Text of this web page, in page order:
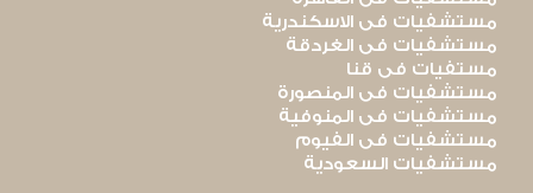
مستشفيات فى الاسكندرية
مستشفيات فى الغردقة
مستفيات فى قنا
مستشفيات فى المنصورة
مستشفيات فى المنوفية
مستشفيات فى الفيوم
مستشفيات السعودية